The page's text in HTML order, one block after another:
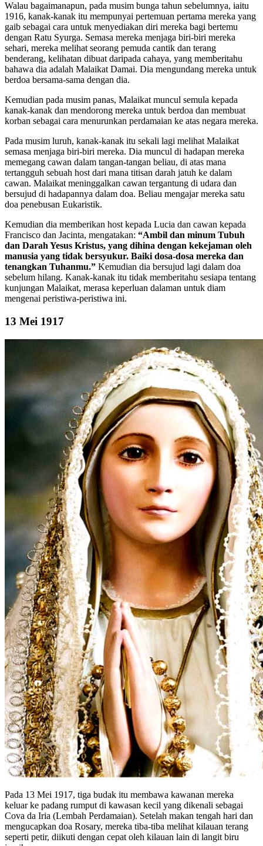
Walau bagaimanapun, pada musim bunga tahun sebelumnya, iaitu
1916, kanak-kanak itu mempunyai pertemuan pertama mereka yang
gaib sebagai cara untuk menyediakan diri mereka bagi bertemu
dengan Ratu Syurga. Semasa mereka menjaga biri-biri mereka
sehari, mereka melihat seorang pemuda cantik dan terang
benderang, kelihatan dibuat daripada cahaya, yang memberitahu
bahawa dia adalah Malaikat Damai. Dia mengundang mereka untuk
berdoa bersama-sama dengan dia.
Kemudian pada musim panas, Malaikat muncul semula kepada
kanak-kanak dan mendorong mereka untuk berdoa dan membuat
korban sebagai cara menurunkan perdamaian ke atas negara mereka.
Pada musim luruh, kanak-kanak itu sekali lagi melihat Malaikat
semasa menjaga biri-biri mereka. Dia muncul di hadapan mereka
memegang cawan dalam tangan-tangan beliau, di atas mana
tertangguh sebuah host dari mana titisan darah jatuh ke dalam
cawan. Malaikat meninggalkan cawan tergantung di udara dan
bersujud di hadapannya dalam doa. Beliau mengajar mereka satu
doa penebusan Eukaristik.
Kemudian dia memberikan host kepada Lucia dan cawan kepada
Francisco dan Jacinta, mengatakan: “Ambil dan minum Tubuh
dan Darah Yesus Kristus, yang dihina dengan kekejaman oleh
manusia yang tidak bersyukur. Baiki dosa-dosa mereka dan
tenangkan Tuhanmu.” Kemudian dia bersujud lagi dalam doa
sebelum hilang. Kanak-kanak itu tidak memberitahu sesiapa tentang
kunjungan Malaikat, merasa keperluan dalaman untuk diam
mengenai peristiwa-peristiwa ini.
13 Mei 1917
Pada 13 Mei 1917, tiga budak itu membawa kawanan mereka
keluar ke padang rumput di kawasan kecil yang dikenali sebagai
Cova da Iria (Lembah Perdamaian). Setelah makan tengah hari dan
mengucapkan doa Rosary, mereka tiba-tiba melihat kilauan terang
seperti petir, diikuti dengan cepat oleh kilauan lain di langit biru